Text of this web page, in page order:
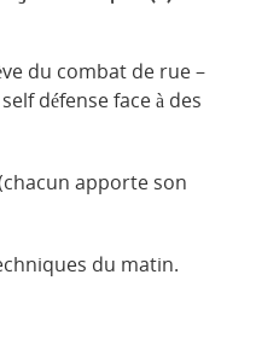
du combat de rue –
défense face à des
apporte son
du matin.